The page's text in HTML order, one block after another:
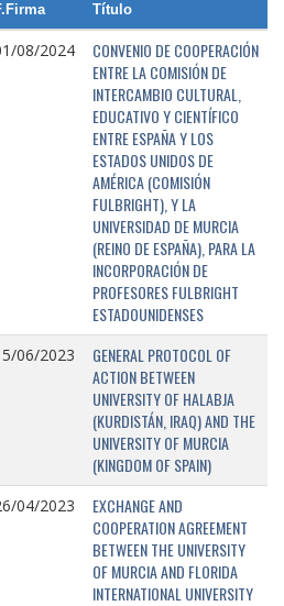
Título
08/2024
CONVENIO DE COOPERACIÓN
ENTRE LA COMISIÓN DE
INTERCAMBIO CULTURAL,
EDUCATIVO Y CIENTÍFICO
ENTRE ESPAÑA Y LOS
ESTADOS UNIDOS DE
AMÉRICA (COMISIÓN
FULBRIGHT), Y LA
UNIVERSIDAD DE MURCIA
(REINO DE ESPAÑA), PARA LA
INCORPORACIÓN DE
PROFESORES FULBRIGHT
ESTADOUNIDENSES
06/2023
GENERAL PROTOCOL OF
ACTION BETWEEN
UNIVERSITY OF HALABJA
(KURDISTÁN, IRAQ) AND THE
UNIVERSITY OF MURCIA
(KINGDOM OF SPAIN)
04/2023
EXCHANGE AND
COOPERATION AGREEMENT
BETWEEN THE UNIVERSITY
OF MURCIA AND FLORIDA
INTERNATIONAL UNIVERSITY